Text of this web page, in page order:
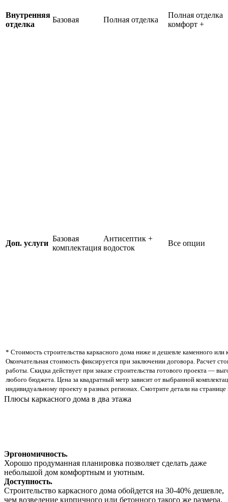
Внутренняя
отделка
Базовая Полная отделка
Полная отделка
комфорт +
Доп. услуги
Базовая
комплектация
Антисептик +
водосток
Все опции
* Стоимость строительства каркасного дома ниже и дешевле каменного или
Окончательная стоимость фиксируется при заключении договора. Расчет
работы. Скидка действует при заказе строительства готового проекта —
любого бюджета. Цена за квадратный метр зависит от выбранной
индивидуальному проекту в разных регионах. Смотрите детали на странице
Плюсы каркасного дома в два этажа
Эргономичность.
Хорошо продуманная планировка позволяет сделать даже
небольшой дом комфортным и уютным.
Доступность.
Строительство каркасного дома обойдется на 30-40% дешевле,
чем возведение кирпичного или бетонного такого же размера.